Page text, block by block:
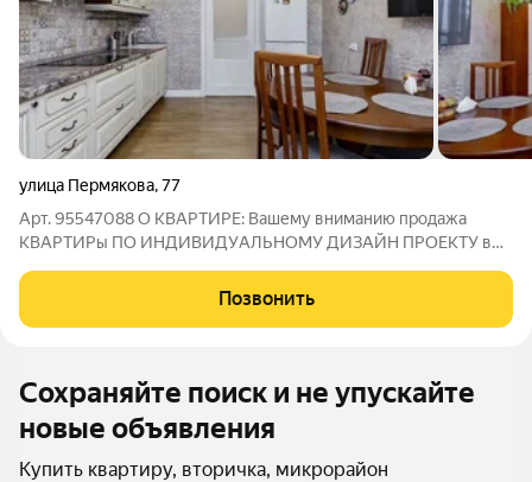
улица Пермякова,77
Арт. 95547088 О КВАРТИРЕ: Вaшему вниманию продажа
КВАРТИРы ПO ИHДИВИДУAЛЬHOMУ ДИЗАЙH ПРOEКTУ в
квapтиpa для кoмфopтнoй жизни cочетает в cебе стиль и
функциональность, где каждый элемент продумaн дo
Позвонить
Сохраняйте поиск и не упускайте
новые объявления
Купить квартиру, вторичка, микрорайон